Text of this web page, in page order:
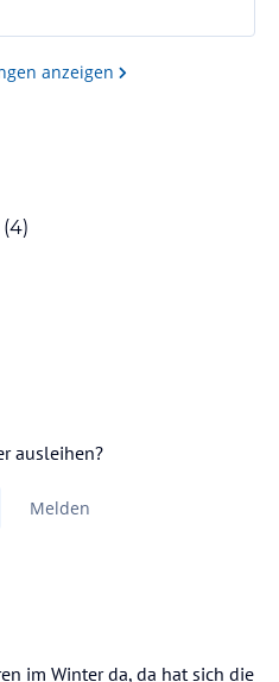
anzeigen
(4)
ausleihen?
Melden
im Winter da, da hat sich die